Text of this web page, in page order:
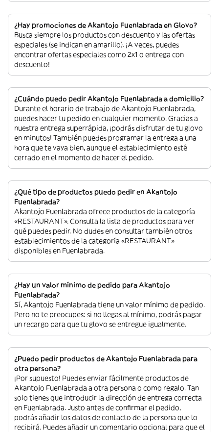
¿Hay promociones de Akantojo Fuenlabrada en Glovo?
Busca siempre los productos con descuento y las ofertas
especiales (se indican en amarillo). ¡A veces, puedes
encontrar ofertas especiales como 2x1 o entrega con
descuento!
¿Cuándo puedo pedir Akantojo Fuenlabrada a domicilio?
Durante el horario de trabajo de Akantojo Fuenlabrada,
puedes hacer tu pedido en cualquier momento. Gracias a
nuestra entrega superrápida, ¡podrás disfrutar de tu glovo
en minutos! También puedes programar la entrega a una
hora que te vaya bien, aunque el establecimiento esté
cerrado en el momento de hacer el pedido.
¿Qué tipo de productos puedo pedir en Akantojo
Fuenlabrada?
Akantojo Fuenlabrada ofrece productos de la categoría
«RESTAURANT». Consulta la lista de productos para ver
qué puedes pedir. No dudes en consultar también otros
establecimientos de la categoría «RESTAURANT»
disponibles en Fuenlabrada.
¿Hay un valor mínimo de pedido para Akantojo
Fuenlabrada?
Sí, Akantojo Fuenlabrada tiene un valor mínimo de pedido.
Pero no te preocupes: si no llegas al mínimo, podrás pagar
un recargo para que tu glovo se entregue igualmente.
¿Puedo pedir productos de Akantojo Fuenlabrada para
otra persona?
¡Por supuesto! Puedes enviar fácilmente productos de
Akantojo Fuenlabrada a otra persona o como regalo. Tan
solo tienes que introducir la dirección de entrega correcta
en Fuenlabrada. Justo antes de confirmar el pedido,
podrás añadir los datos de contacto de la persona que lo
recibirá. Puedes añadir un comentario opcional para que el